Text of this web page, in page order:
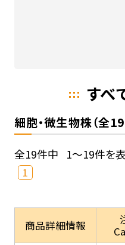
すべ
細胞・微生物株（全19
全19件中 1～19件を
1
商品詳細情報